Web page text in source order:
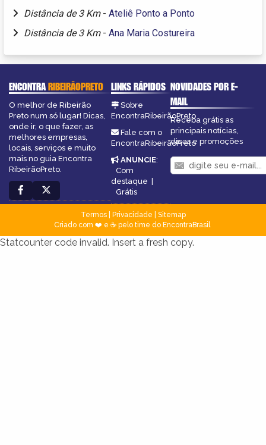
Distância de 3 Km - Ateliê Ponto a Ponto
Distância de 3 Km - Ana Maria Costureira
ENCONTRARIBEIRÃOPRETO
O melhor de Ribeirão
Preto num só lugar! Dicas,
onde ir, o que fazer, as
melhores empresas,
locais, serviços e muito
mais no guia Encontra
RibeirãoPreto.
LINKS RÁPIDOS
Sobre
EncontraRibeirãoPreto
Fale com o
EncontraRibeirãoPreto
ANUNCIE:
Com
destaque |
Grátis
NOVIDADES POR E-
MAIL
Receba grátis as
principais notícias,
dicas e promoções
Termos| Privacidade
Sitemap
Criado com ❤️ e ☕ pelo time do EncontraBrasil
Statcounter code invalid. Insert a fresh copy.